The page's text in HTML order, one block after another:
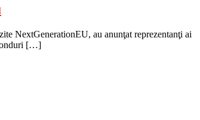
NextGenerationEU, au anunţat reprezentanţi ai
fonduri […]